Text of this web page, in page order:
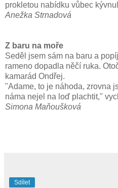
prokletou nabídku vůbec
Anežka Strnadová
Z baru na moře
Seděl jsem sám na baru a
rameno dopadla něčí ruka.
kamarád Ondřej.
"Adame, to je náhoda, zrovna
náma nejel na loď plachtit,"
Simona Maňoušková
Sdílet